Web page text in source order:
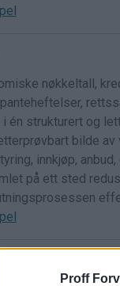
Proff
nøkkeltall,
én strukturert og
bilde
innkjøp,
på ett sted